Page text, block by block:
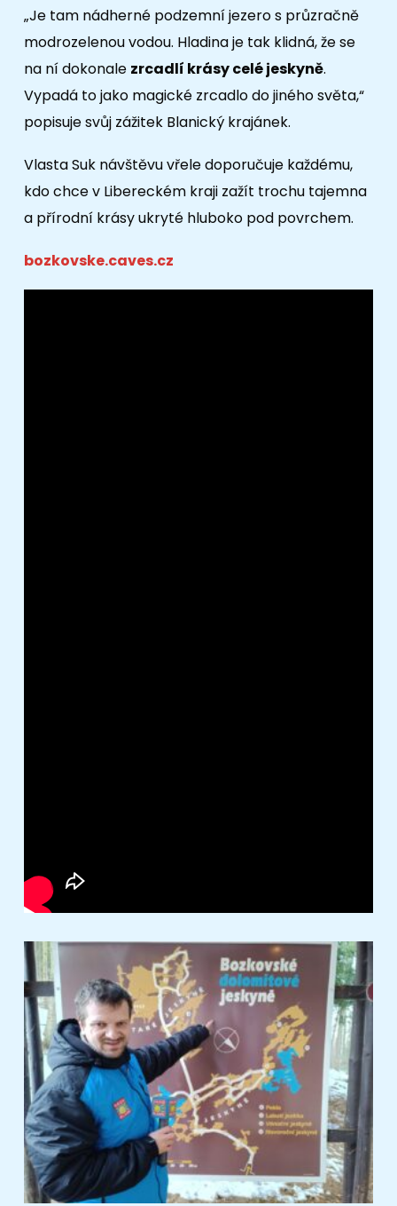
„Je tam nádherné podzemní jezero s průzračně
modrozelenou vodou. Hladina je tak klidná, že se
na ní dokonale zrcadlí krásy celé jeskyně.
Vypadá to jako magické zrcadlo do jiného světa,“
popisuje svůj zážitek Blanický krajánek.
Vlasta Suk návštěvu vřele doporučuje každému,
kdo chce v Libereckém kraji zažít trochu tajemna
a přírodní krásy ukryté hluboko pod povrchem.
bozkovske.caves.cz